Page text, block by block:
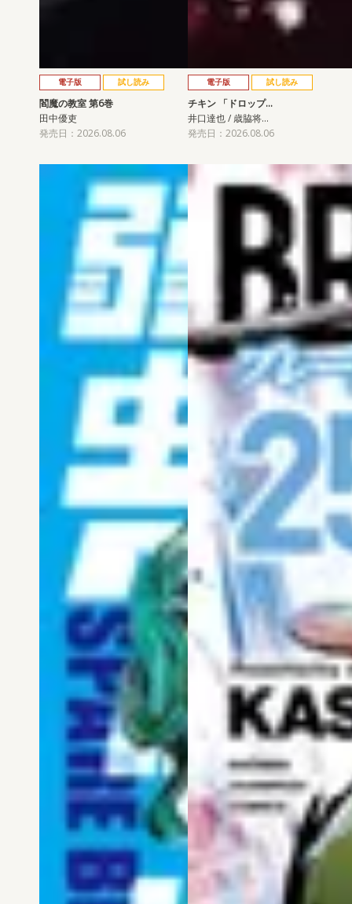
電子版 試し読み
閻魔の教室 第6巻
田中優吏
発売日：2026.08.06
電子版 試し読み
チキン 「ドロップ…
井口達也 / 歳脇将…
発売日：2026.08.06